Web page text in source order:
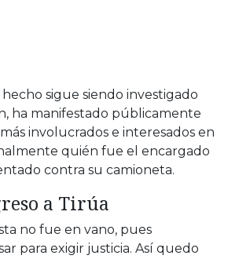
sigue siendo investigado
ha manifestado públicamente
involucrados e interesados en
quién fue el encargado
contra su camioneta.
a Tirúa
no fue en vano, pues
para exigir justicia. Así quedo